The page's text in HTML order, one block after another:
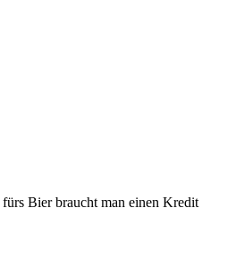
Bier braucht man einen Kredit